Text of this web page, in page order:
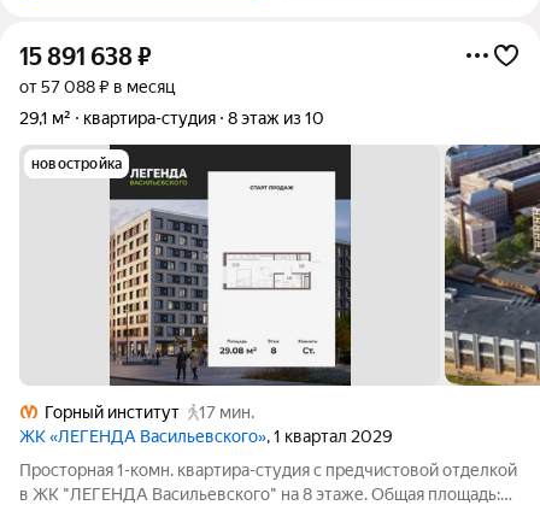
15 891 638₽
от 57 088 ₽ в месяц
29,1 м²
квартира-студия 8 этаж из 10
новостройка
Горный институт
17 мин.
ЖК «ЛЕГЕНДА Васильевского», 1 квартал 2029
Просторная 1-комн. квартира-студия с предчистовой отделкой
в ЖК "ЛЕГЕНДА Васильевского" на 8 этаже. Общая площадь: